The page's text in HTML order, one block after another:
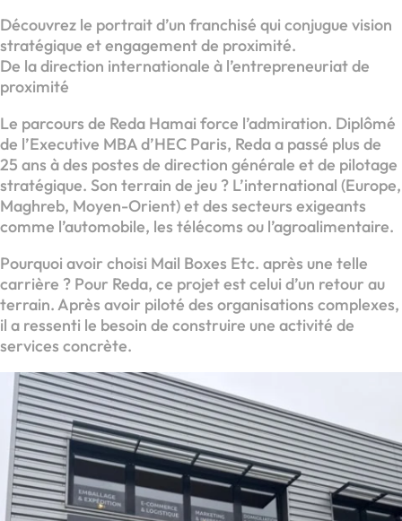
Découvrez le portrait d’un franchisé qui conjugue vision
stratégique et engagement de proximité.
De la direction internationale à l’entrepreneuriat de
proximité
Le parcours de Reda Hamai force l’admiration. Diplômé
de l’Executive MBA d’HEC Paris, Reda a passé plus de
25 ans à des postes de direction générale et de pilotage
stratégique. Son terrain de jeu ? L’international (Europe,
Maghreb, Moyen-Orient) et des secteurs exigeants
comme l’automobile, les télécoms ou l’agroalimentaire.
Pourquoi avoir choisi Mail Boxes Etc. après une telle
carrière ? Pour Reda, ce projet est celui d’un retour au
terrain. Après avoir piloté des organisations complexes,
il a ressenti le besoin de construire une activité de
services concrète.